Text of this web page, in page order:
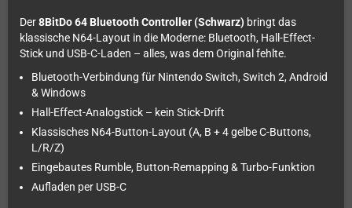
Der8BitDo 64 Bluetooth Controller (Schwarz) bringt das
klassische N64-Layout in die Moderne: Bluetooth, Hall-Effect-
Stick und USB-C-Laden – alles, was dem Original fehlte.
Bluetooth-Verbindung für Nintendo Switch, Switch 2, Android
& Windows
Hall-Effect-Analogstick – kein Stick-Drift
Klassisches N64-Button-Layout (A, B + 4 gelbe C-Buttons,
L/R/Z)
Eingebautes Rumble, Button-Remapping & Turbo-Funktion
Aufladen per USB-C